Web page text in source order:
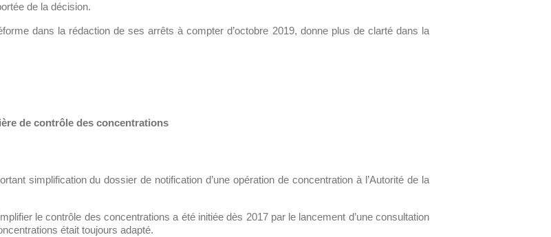
de la décision.
dans la rédaction de ses arrêts à compter d’octobre 2019, donne plus de clarté dans la
de contrôle des concentrations
simplification du dossier de notification d’une opération de concentration à l’Autorité de la
le contrôle des concentrations a été initiée dès 2017 par le lancement d’une consultation
était toujours adapté.